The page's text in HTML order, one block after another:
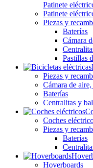
Patinete
Patinete
Piezas y
Baterías
Cámara
Pastillas
Piezas y
Cámara de
Baterías
Centralitas y
Coches
Piezas y
Baterías
Hoverboards